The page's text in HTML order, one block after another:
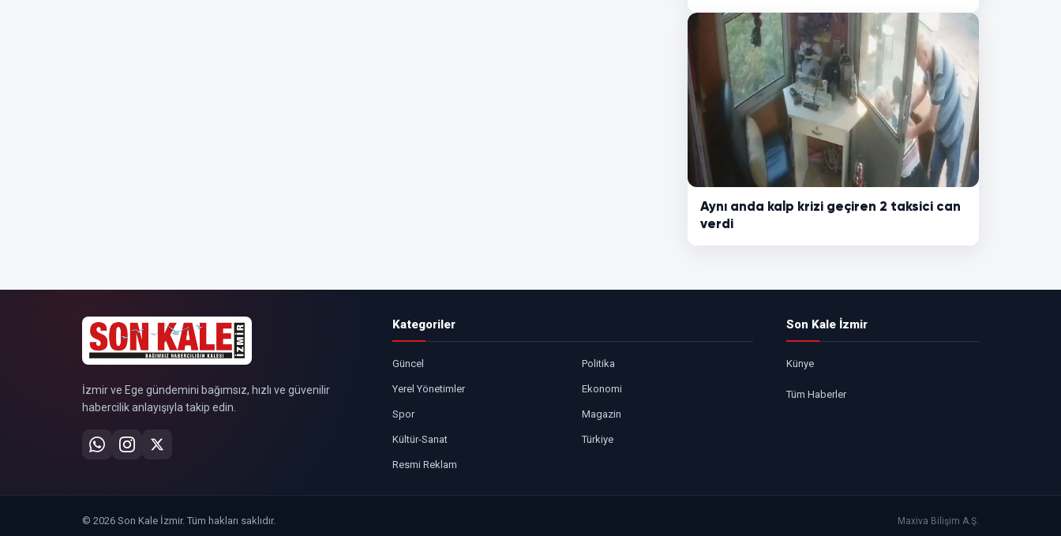
Aynı anda kalp krizi geçiren 2 taksici can
verdi
İzmir ve Ege gündemini bağımsız, hızlı ve güvenilir
habercilik anlayışıyla takip edin.
Kategoriler
Güncel Politika
Yerel Yönetimler Ekonomi
Spor Magazin
Kültür-Sanat Türkiye
Resmi Reklam
Son Kale İzmir
Künye
Tüm Haberler
© 2026 Son Kale İzmir. Tüm hakları saklıdır. Maxiva Bilişim A.Ş.